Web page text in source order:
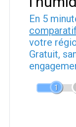
En 5
votre
Gratuit,
1